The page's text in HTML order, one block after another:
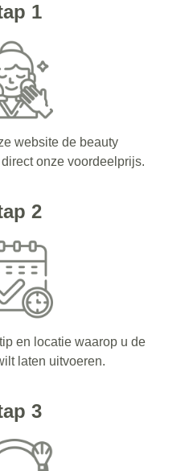
1
website de beauty
onze voordeelprijs.
2
en locatie waarop u de
laten uitvoeren.
3